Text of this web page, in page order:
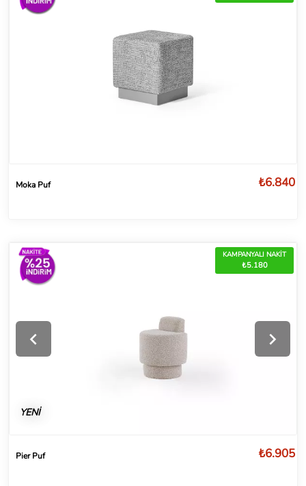
Moka Puf ₺6.840
KAMPANYALI NAKİT
₺5.180
YENİ
Pier Puf ₺6.905